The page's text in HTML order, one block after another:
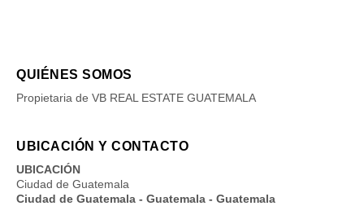
QUIÉNES SOMOS
Propietaria de VB REAL ESTATE GUATEMALA
UBICACIÓN Y CONTACTO
UBICACIÓN
Ciudad de Guatemala
Ciudad de Guatemala - Guatemala - Guatemala